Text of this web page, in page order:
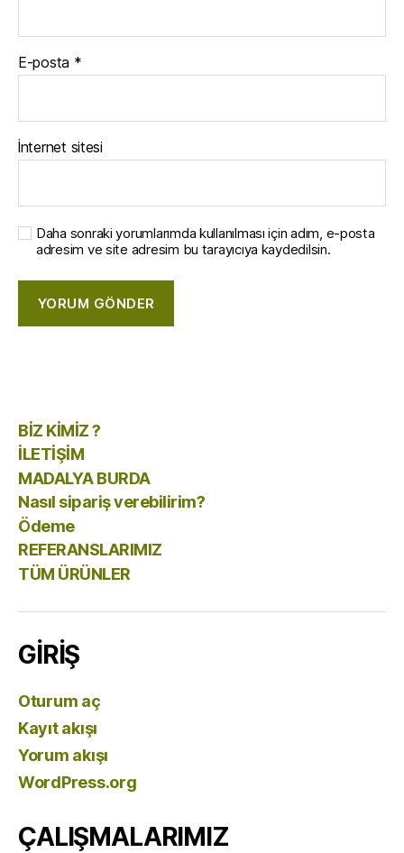
E-posta *
İnternet sitesi
Daha sonraki yorumlarımda kullanılması için adım, e-posta
adresim ve site adresim bu tarayıcıya kaydedilsin.
BİZ KİMİZ ?
İLETİŞİM
MADALYA BURDA
Nasıl sipariş verebilirim?
Ödeme
REFERANSLARIMIZ
TÜM ÜRÜNLER
GİRİŞ
Oturum aç
Kayıt akışı
Yorum akışı
WordPress.org
ÇALIŞMALARIMIZ